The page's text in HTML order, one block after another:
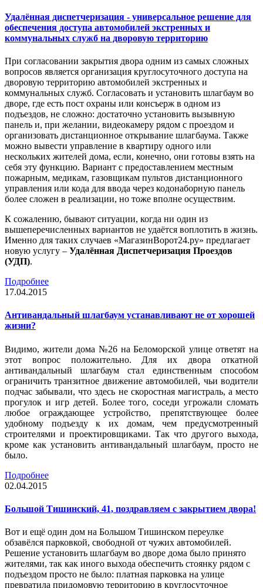
Удалённая диспетчеризация - универсальное решение для
обеспечения доступа автомобилей экстренных и
коммунальных служб на дворовую территорию
При согласовании закрытия двора одним из самых сложных
вопросов является организация круглосуточного доступа на
дворовую территорию автомобилей экстренных и
коммунальных служб. Согласовать и установить шлагбаум во
дворе, где есть пост охраны или консъерж в одном из
подъездов, не сложно: достаточно установить вызывную
панель и, при желании, видеокамеру рядом с проездом и
организовать дистанционное открывание шлагбаума. Также
можно вывести управление в квартиру одного или
нескольких жителей дома, если, конечно, они готовы взять на
себя эту функцию. Вариант с предоставлением местным
пожарным, медикам, газовщикам пультов дистанционного
управления или кода для ввода через кодонаборную панель
более сложен в реализации, но тоже вполне осуществим.
К сожалению, бывают ситуации, когда ни один из
вышеперечисленных вариантов не удаётся воплотить в жизнь.
Именно для таких случаев «МагазинВорот24.ру» предлагает
новую услугу – Удалённая Диспетчеризация Проездов
(УДП).
Подробнее
17.04.2015
Антивандальный шлагбаум устанавливают не от хорошей
жизни?
Видимо, жители дома №26 на Беломорской улице ответят на
этот вопрос положительно. Для их двора откатной
антивандальный шлагбаум стал единственным способом
ограничить транзитное движение автомобилей, чьи водители
подчас забывали, что здесь не скоростная магистраль, а место
прогулок и игр детей. Более того, соседи угрожали сломать
любое ограждающее устройство, препятствующее более
удобному подъезду к их домам, чем предусмотренный
строителями и проектировщиками. Так что другого выхода,
кроме как установить антивандальный шлагбаум, просто не
было.
Подробнее
02.04.2015
Большой Тишинский, 41, поздравляем с закрытием двора!
Вот и ещё один дом на Большом Тишинском переулке
обзавёлся парковкой, свободной от чужих автомобилей.
Решение установить шлагбаум во дворе дома было принято
жителями, так как иного выхода обеспечить стоянку рядом с
подъездом просто не было: платная парковка на улице
превратила придомовую территорию в круглосуточное